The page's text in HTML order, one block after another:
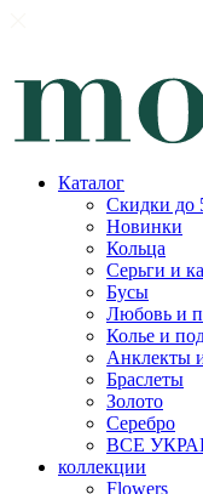
Каталог
Скидки до
Новинки
Кольца
Серьги и
Бусы
Любовь и
Колье и
Анклекты
Браслеты
Золото
Серебро
ВСЕ
коллекции
Flowers